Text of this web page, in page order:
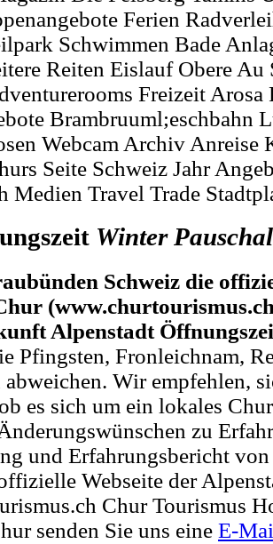
Ferien
Schwimmen Bade
Reiten Eislauf Obere Au
Freizeit Arosa
Brambruuml;eschbahn
Webcam Archiv Anreise
Seite Schweiz Jahr
Medien Travel Trade
Winter
Schweiz die
Alpenstadt
Pfingsten, Fronleichnam,
Wir empfehlen,
es sich um ein lokales
zu
und Erfahrungsbericht
Webseite der
Chur Tourismus
senden Sie uns eine E-